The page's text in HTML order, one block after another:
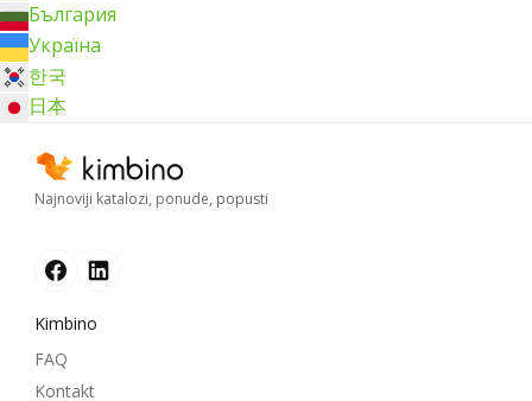
България
Україна
한국
日本
Najnoviji katalozi, ponude, popusti
Kimbino
FAQ
Kontakt